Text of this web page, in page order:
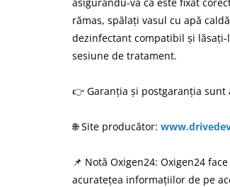
rămas, spălați vasul cu apă
dezinfectant compatibil și
sesiune de tratament.
👉 Garanția și postgaranția sunt
🌐 Site producător:
📌 Notă Oxigen24: Oxigen24
acuratețea informațiilor de pe